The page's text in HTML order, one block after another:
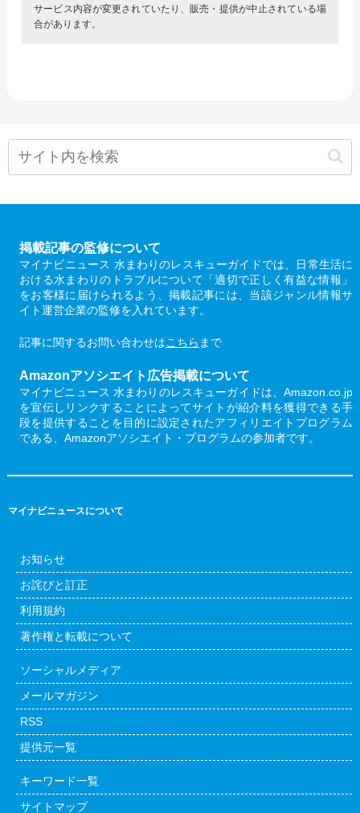
サービス内容が変更されていたり、販売・提供が中止されている場
合があります。
掲載記事の監修について
マイナビニュース 水まわりのレスキューガイドでは、日常生活に
おける水まわりのトラブルについて「適切で正しく有益な情報」
をお客様に届けられるよう、掲載記事には、当該ジャンル情報サ
イト運営企業の監修を入れています。
記事に関するお問い合わせはこちら まで
Amazonアソシエイト広告掲載について
マイナビニュース 水まわりのレスキューガイドは、Amazon.co.jp
を宣伝しリンクすることによってサイトが紹介料を獲得できる手
段を提供することを目的に設定されたアフィリエイトプログラム
である、Amazonアソシエイト・プログラムの参加者です。
マイナビニュースについて
お知らせ
お詫びと訂正
利用規約
著作権と転載について
ソーシャルメディア
メールマガジン
RSS
提供元一覧
キーワード一覧
サイトマップ